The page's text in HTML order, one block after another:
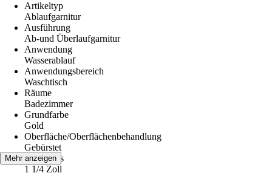
Artikeltyp
Ablaufgarnitur
Ausführung
Ab-und Überlaufgarnitur
Anwendung
Wasserablauf
Anwendungsbereich
Waschtisch
Räume
Badezimmer
Grundfarbe
Gold
Oberfläche/Oberflächenbehandlung
Gebürstet
Anschluss
1 1/4 Zoll
Mehr anzeigen